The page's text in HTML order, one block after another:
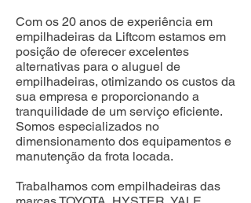
Com os 20 anos de experiência em
empilhadeiras da Liftcom estamos em
posição de oferecer excelentes
alternativas para o aluguel de
empilhadeiras, otimizando os custos da
sua empresa e proporcionando a
tranquilidade de um serviço eficiente.
Somos especializados no
dimensionamento dos equipamentos e
manutenção da frota locada.
Trabalhamos com empilhadeiras das